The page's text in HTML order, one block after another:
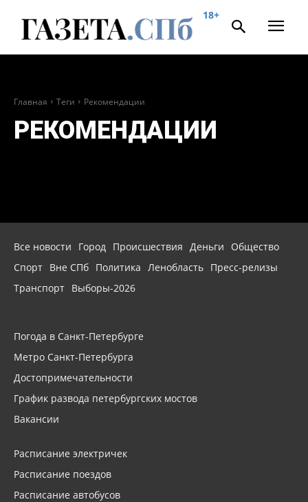
18+
Главная Теги Рекомендации
РЕКОМЕНДАЦИИ
Все новости Город Происшествия Деньги
Общество
Спорт Вне СПб Политика Ленобласть Пресс-релизы
Транспорт Выборы-2026
Погода в Санкт-Петербурге
Метро Санкт-Петербурга
Достопримечательности
График развода петербургских мостов
Вакансии
Расписание электричек
Расписание поездов
Расписание автобусов